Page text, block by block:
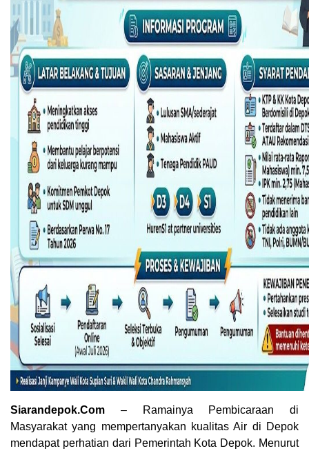
Siarandepok.Com – Ramainya Pembicaraan di
Masyarakat yang mempertanyakan kualitas Air di Depok
mendapat perhatian dari Pemerintah Kota Depok. Menurut